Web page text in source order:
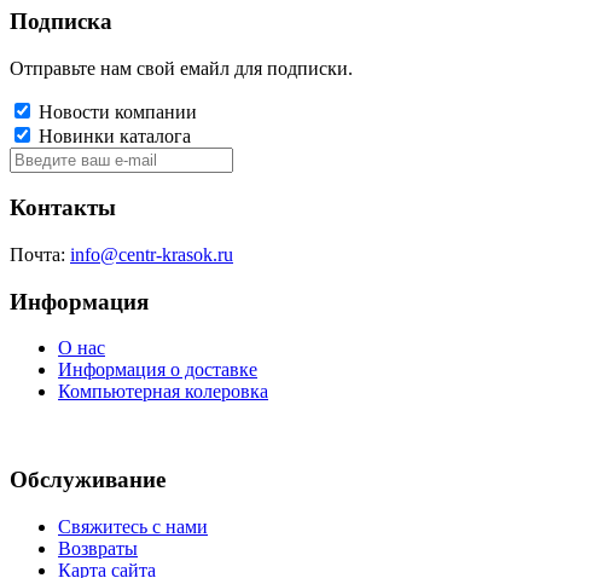
Подписка
Отправьте нам свой емайл для подписки.
Новости компании
Новинки каталога
Контакты
Почта: info@centr-krasok.ru
Информация
О нас
Информация о доставке
Компьютерная колеровка
Обслуживание
Свяжитесь с нами
Возвраты
Карта сайта